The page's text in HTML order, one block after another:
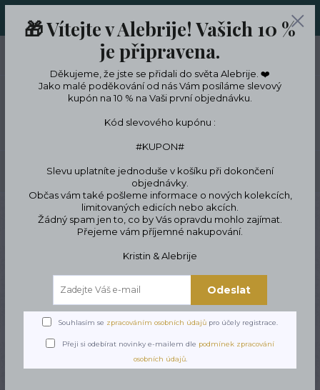
LIMITKÁCH
CZK
Hledat
Trenky Dámské trenky Dámské trenky s lebkami
Dámské trenky s lebkami
🎁 Vítejte v Alebrije! Vašich 10 %
je připravena.
Děkujeme, že jste se přidali do světa Alebrije. ❤️
Jako malé poděkování od nás Vám posíláme slevový
kupón na 10 % na Vaši první objednávku.
Kód slevového kupónu :
#KUPON#
Slevu uplatníte jednoduše v košíku při dokončení
objednávky.
Občas vám také pošleme informace o nových kolekcích,
limitovaných edicích nebo akcích.
Žádný spam jen to, co by Vás opravdu mohlo zajímat.
Přejeme vám příjemné nakupování.
Kristin & Alebrije
Odeslat
Souhlasím se zpracováním osobních údajů pro účely registrace.
Přeji si odebírat novinky e-mailem dle podmínek zpracování
osobních údajů.